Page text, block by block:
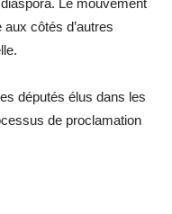
Le mouvement
côtés d’autres
députés élus dans les
de proclamation